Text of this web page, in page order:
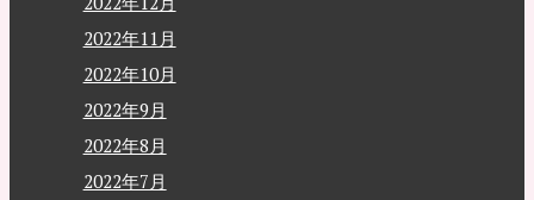
2022年11月
2022年10月
2022年9月
2022年8月
2022年7月